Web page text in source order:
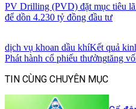
PV Drilling (PVD) đặt mục tiêu
để dồn 4.230 tỷ đồng đầu tư
dịch vụ khoan dầu khíKết quả
Phát hành cổ phiếu thưởngtăng
TIN CÙNG CHUYÊN MỤC